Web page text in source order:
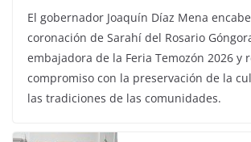
El gobernador Joaquín Díaz Mena
coronación de Sarahí del Rosario
embajadora de la Feria Temozón 2026 y
compromiso con la preservación de la
las tradiciones de las comunidades.